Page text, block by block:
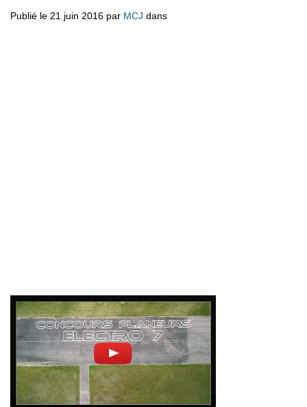
Publié le 21 juin 2016 par MCJ dans